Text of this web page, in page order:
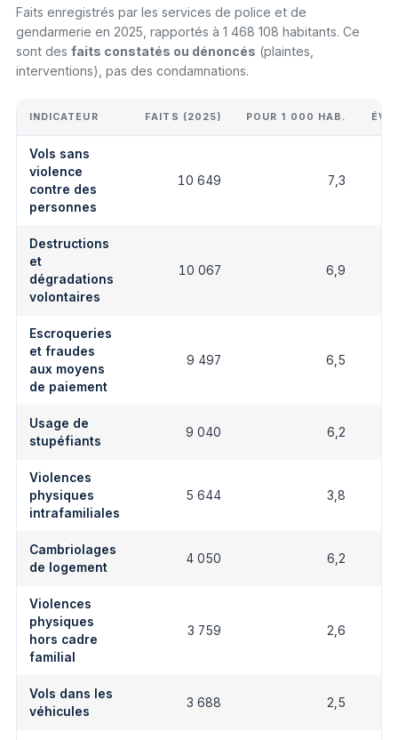
Faits enregistrés par les services de police et de
gendarmerie en 2025, rapportés à 1 468 108 habitants. Ce
sont des faits constatés ou dénoncés (plaintes,
interventions), pas des condamnations.
INDICATEUR FAITS (2025) POUR 1 000 HAB.
Vols sans
violence
contre des
personnes
10 649 7,3
Destructions
et
dégradations
volontaires
10 067 6,9
Escroqueries
et fraudes
aux moyens
de paiement
9 497 6,5
Usage de
stupéfiants
9 040 6,2
Violences
physiques
intrafamiliales
5 644 3,8
Cambriolages
de logement
4 050 6,2
Violences
physiques
hors cadre
familial
3 759 2,6
Vols dans les
véhicules
3 688 2,5